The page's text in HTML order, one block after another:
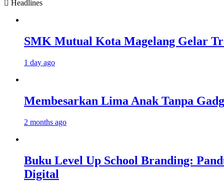
Headlines
SMK Mutual Kota Magelang Gelar
1 day ago
Membesarkan Lima Anak Tanpa
2 months ago
Buku Level Up School Branding:
Digital